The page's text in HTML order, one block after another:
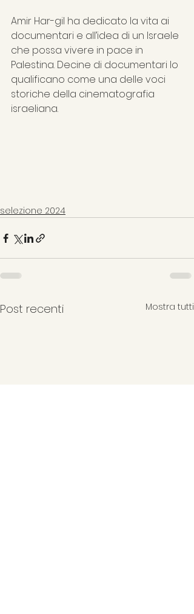
Amir Har-gil ha dedicato la vita ai
documentari e all’idea di un Israele
che possa vivere in pace in
Palestina. Decine di documentari lo
qualificano come una delle voci
storiche della cinematografia
israeliana.
selezione 2024
Post recenti Mostra tutti